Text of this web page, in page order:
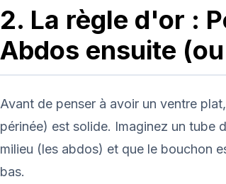
2. La règle d'or :
Abdos ensuite
Avant de penser à avoir un ventre
périnée) est solide. Imaginez un tube
milieu (les abdos) et que le bouchon
bas.